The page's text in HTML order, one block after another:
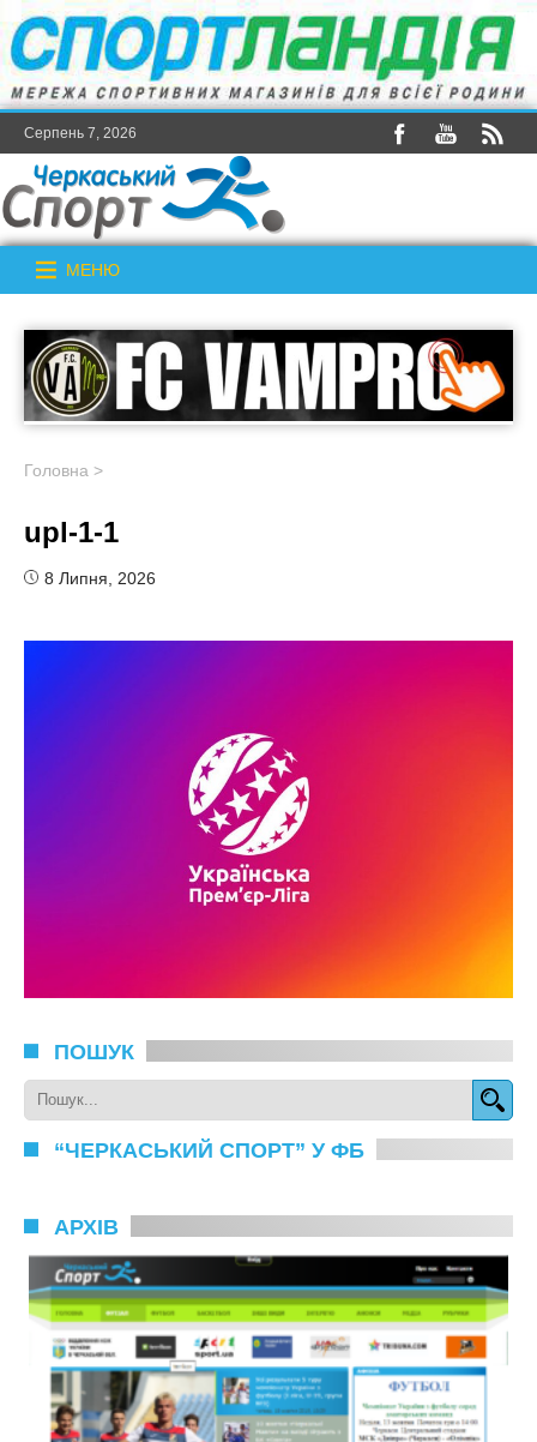
Серпень 7, 2026
МЕНЮ
Головна >
upl-1-1
8 Липня, 2026
ПОШУК
“ЧЕРКАСЬКИЙ СПОРТ” У ФБ
АРХІВ